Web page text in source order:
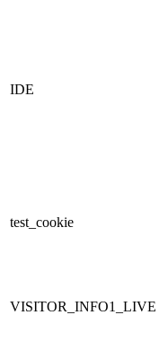
IDE
test_cookie
VISITOR_INFO1_LIVE